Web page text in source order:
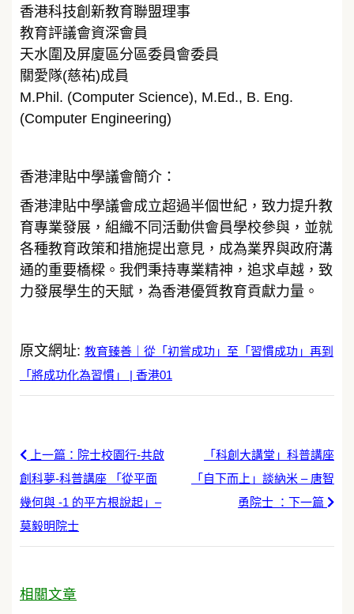
香港科技創新教育聯盟理事
教育評議會資深會員
天水圍及屏廈區分區委員會委員
關愛隊(慈祐)成員
M.Phil. (Computer Science), M.Ed., B. Eng.
(Computer Engineering)
香港津貼中學議會簡介：
香港津貼中學議會成立超過半個世紀，致力提升教
育專業發展，組織不同活動供會員學校參與，並就
各種教育政策和措施提出意見，成為業界與政府溝
通的重要橋樑。我們秉持專業精神，追求卓越，致
力發展學生的天賦，為香港優質教育貢獻力量。
原文網址: 教育臻善｜從「初嘗成功」至「習慣成功」再到
「將成功化為習慣」 | 香港01
上一篇：院士校園行-共啟
創科夢-科普講座 「從平面
幾何與 -1 的平方根說起」–
莫毅明院士
「科創大講堂」科普講座
「自下而上」談納米 – 唐智
勇院士 ：下一篇
相關文章